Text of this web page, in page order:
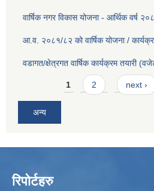
वार्षिक नगर विकास योजना - आर्थिक वर्ष
आ.व. २०८१/८२ को वार्षिक योजना /
वडागत/क्षेत्रगत वार्षिक कार्यक्रम तयारी
Pages1 2 next ›
अन्य
रिपोर्टहरु